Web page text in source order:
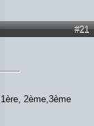
#21
2ème,3ème